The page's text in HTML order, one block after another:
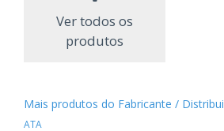
Ver todos os
produtos
Mais produtos do Fabricante /
ATA